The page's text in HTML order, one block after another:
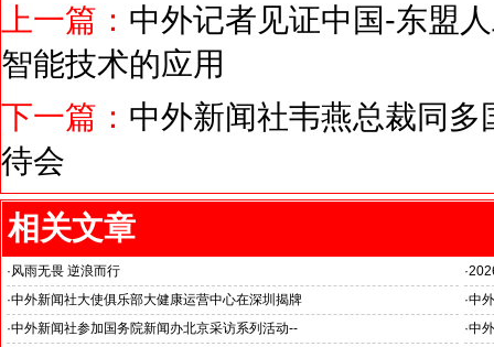
上一篇： 中外记者见证中国-东盟
智能技术的应用
下一篇： 中外新闻社韦燕总裁同
待会
相关文章
·风雨无畏 逆浪而行
旭日应急救援队硬核抗巴“威风”护平安
·
国
·中外新闻社大使俱乐部大健康运营中心在深圳揭牌 ·中
推
·中外新闻社参加国务院新闻办北京采访系列活动--
·中